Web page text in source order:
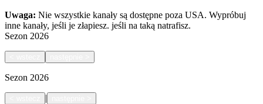
Uwaga: Nie wszystkie kanały są dostępne poza USA. Wypróbuj
inne kanały, jeśli je złapiesz. jeśli na taką natrafisz.
Sezon 2026
Sezon 2026
|